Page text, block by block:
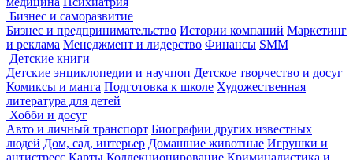
Бизнес и саморазвитие
Бизнес и предпринимательство Истории компаний Маркетинг
и реклама Менеджмент и лидерство Финансы SMM
Детские книги
Детские энциклопедии и научпоп Детское творчество и досуг
Комиксы и манга Подготовка к школе Художественная
литература для детей
Хобби и досуг
Авто и личный транспорт Биографии других известных
людей Дом, сад, интерьер Домашние животные Игрушки и
антистресс Карты Коллекционирование Криминалистика и